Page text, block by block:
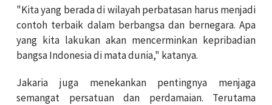
"Kita yang berada di wilayah perbatasan harus menjadi
contoh terbaik dalam berbangsa dan bernegara. Apa
yang kita lakukan akan mencerminkan kepribadian
bangsa Indonesia di mata dunia," katanya.
Jakaria juga menekankan pentingnya menjaga
semangat persatuan dan perdamaian. Terutama